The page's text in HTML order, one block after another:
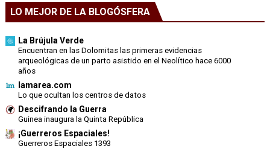
LO MEJOR DE LA BLOGÓSFERA
La Brújula Verde
Encuentran en las Dolomitas las primeras evidencias
arqueológicas de un parto asistido en el Neolítico hace 6000
años
lamarea.com
Lo que ocultan los centros de datos
Descifrando la Guerra
Guinea inaugura la Quinta República
¡Guerreros Espaciales!
Guerreros Espaciales 1393